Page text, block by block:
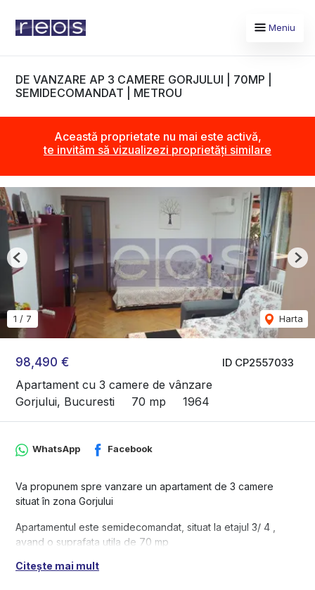
Meniu
DE VANZARE AP 3 CAMERE GORJULUI | 70MP |
SEMIDECOMANDAT | METROU
Această proprietate nu mai este activă,
te invităm să vizualizezi proprietăți similare
ID CP2557033
98,490 €
Apartament cu 3 camere de vânzare
Gorjului, Bucuresti
70 mp 1964
1 / 7 Harta
Previous
WhatsApp Facebook
Va propunem spre vanzare un apartament de 3 camere
situat în zona Gorjului
Apartamentul este semidecomandat, situat la etajul 3/ 4 ,
avand o suprafata utila de 70 mp
- Finalizat in anul 1965
Citește mai mult